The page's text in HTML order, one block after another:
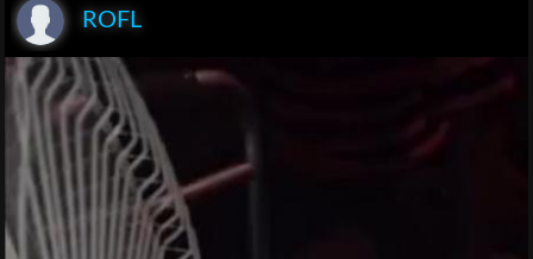
ROFL